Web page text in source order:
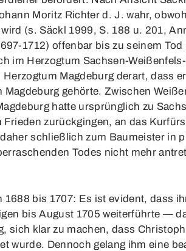
Moritz Richter d. J. wahr,
(s. Säckl 1999, S. 188 u. 201,
1712) offenbar bis zu seinem
im Herzogtum Sachsen-
Magdeburg derart, dass
gehörte. Zwischen
hatte ursprünglich zu
zurückgingen, an das
schließlich zum Baumeister in
Todes nicht mehr
bis 1707: Es ist evident, dass
bis August 1705 weiterführte —
sich klar zu machen, dass
Dennoch gelang ihm eine